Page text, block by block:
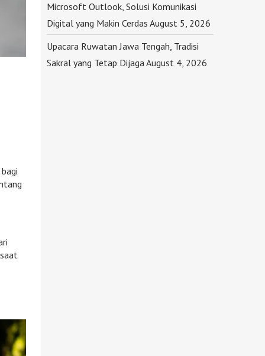
Microsoft Outlook, Solusi Komunikasi
Digital yang Makin Cerdas August 5, 2026
Upacara Ruwatan Jawa Tengah, Tradisi
Sakral yang Tetap DijagaAugust 4, 2026